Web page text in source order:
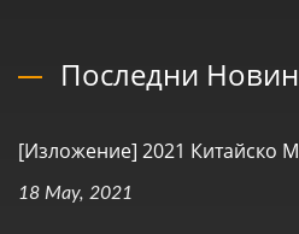
Последни
[Изложение] 2021 Китайско
18 May, 2021